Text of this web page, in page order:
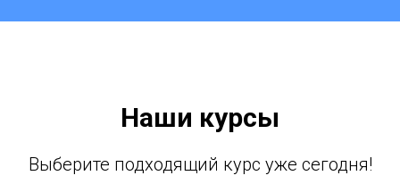
Наши курсы
Выберите подходящий курс уже сегодня!